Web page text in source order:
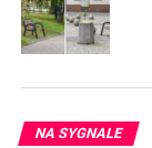
NA SYGNALE